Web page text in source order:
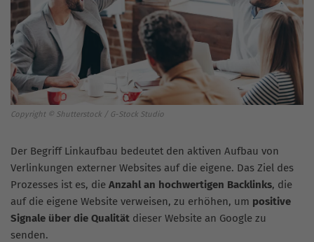
Copyright © Shutterstock / G-Stock Studio
Der Begriff Linkaufbau bedeutet den aktiven Aufbau von
Verlinkungen externer Websites auf die eigene. Das Ziel des
Prozesses ist es, die Anzahl an hochwertigen Backlinks, die
auf die eigene Website verweisen, zu erhöhen, um positive
Signale über die Qualität dieser Website an Google zu
senden.